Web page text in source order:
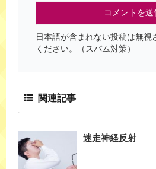
日本語が含まれない投稿は無視
ください。（スパム対策）
関連記事
迷走神経反射